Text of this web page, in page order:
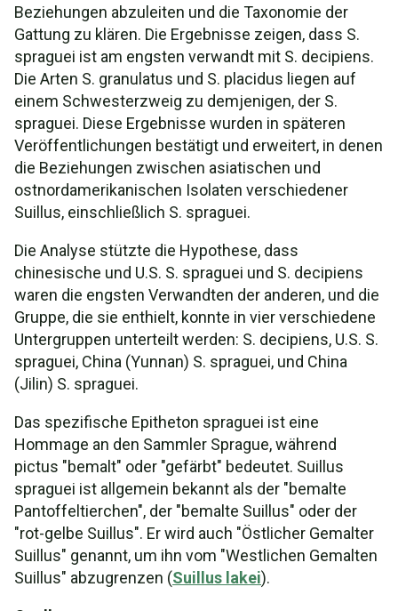
Beziehungen abzuleiten und die Taxonomie der
Gattung zu klären. Die Ergebnisse zeigen, dass S.
spraguei ist am engsten verwandt mit S. decipiens.
Die Arten S. granulatus und S. placidus liegen auf
einem Schwesterzweig zu demjenigen, der S.
spraguei. Diese Ergebnisse wurden in späteren
Veröffentlichungen bestätigt und erweitert, in denen
die Beziehungen zwischen asiatischen und
ostnordamerikanischen Isolaten verschiedener
Suillus, einschließlich S. spraguei.
Die Analyse stützte die Hypothese, dass
chinesische und U.S. S. spraguei und S. decipiens
waren die engsten Verwandten der anderen, und die
Gruppe, die sie enthielt, konnte in vier verschiedene
Untergruppen unterteilt werden: S. decipiens, U.S. S.
spraguei, China (Yunnan) S. spraguei, und China
(Jilin) S. spraguei.
Das spezifische Epitheton spraguei ist eine
Hommage an den Sammler Sprague, während
pictus "bemalt" oder "gefärbt" bedeutet. Suillus
spraguei ist allgemein bekannt als der "bemalte
Pantoffeltierchen", der "bemalte Suillus" oder der
"rot-gelbe Suillus". Er wird auch "Östlicher Gemalter
Suillus" genannt, um ihn vom "Westlichen Gemalten
Suillus" abzugrenzen (Suillus lakei).